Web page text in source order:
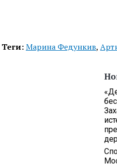
Теги:Марина Федункив,